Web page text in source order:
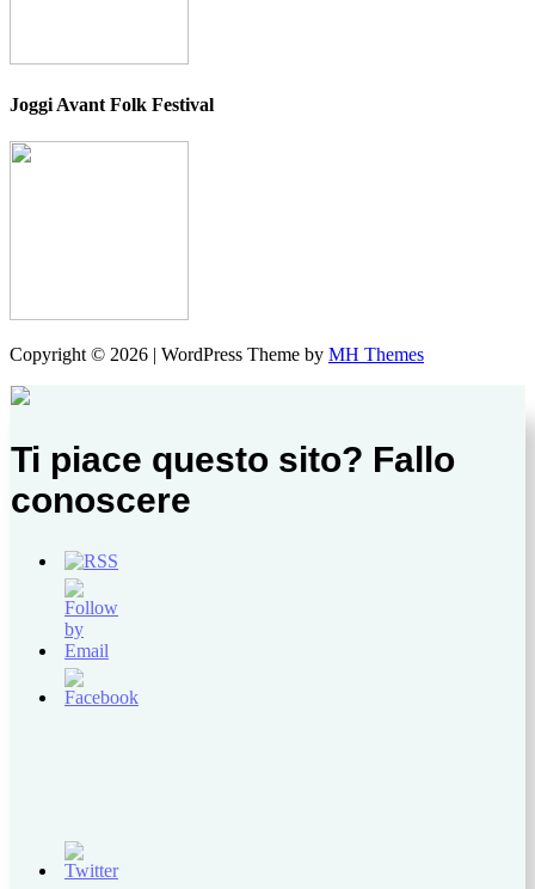
Joggi Avant Folk Festival
Copyright © 2026 | WordPress Theme by MH Themes
Ti piace questo sito? Fallo
conoscere